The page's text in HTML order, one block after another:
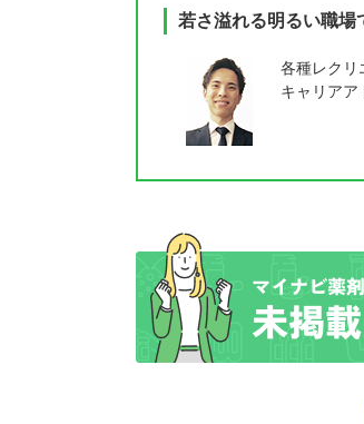
若さ溢れる明るい職場
各種レクリ
キャリア